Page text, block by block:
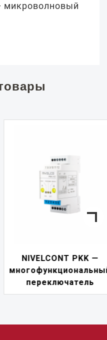
микроволновый
NIVELCONT PKK —
переключатель